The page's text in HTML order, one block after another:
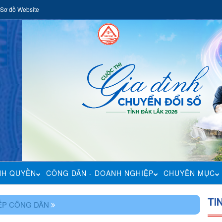
Sơ đồ Website
QUYỀN CÔNG DÂN - DOANH NGHIỆP CHUYÊN MỤC
CÔNG DÂN